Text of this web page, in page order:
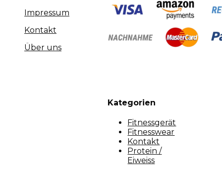
Impressum
Kontakt
Über uns
Kategorien
Fitnessgerät
Fitnesswear
Kontakt
Protein /
Eiweiss